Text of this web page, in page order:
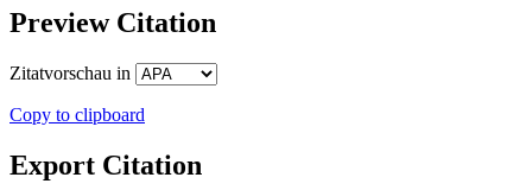
Preview Citation
Zitatvorschau in
Copy to clipboard
Export Citation